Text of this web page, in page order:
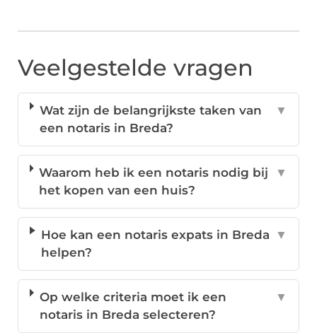
Veelgestelde vragen
Wat zijn de belangrijkste taken van
een notaris in Breda?
▼
Waarom heb ik een notaris nodig bij
het kopen van een huis?
▼
Hoe kan een notaris expats in Breda
helpen?
▼
Op welke criteria moet ik een
notaris in Breda selecteren?
▼